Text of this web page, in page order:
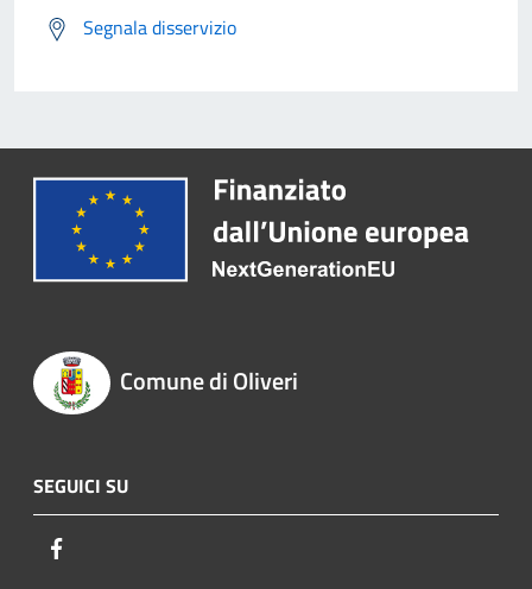
Segnala disservizio
Comune di Oliveri
SEGUICI SU